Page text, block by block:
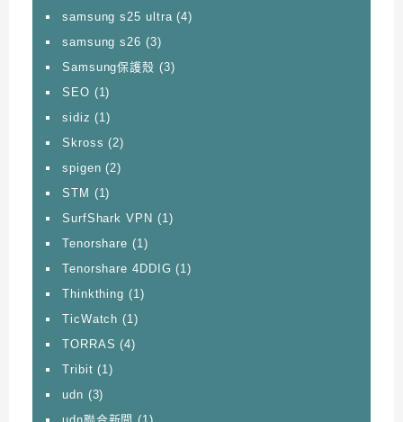
samsung s25 ultra(4)
samsung s26 (3)
Samsung保護殼 (3)
SEO (1)
sidiz (1)
Skross (2)
spigen (2)
STM (1)
SurfShark VPN (1)
Tenorshare (1)
Tenorshare 4DDIG (1)
Thinkthing (1)
TicWatch (1)
TORRAS (4)
Tribit (1)
udn (3)